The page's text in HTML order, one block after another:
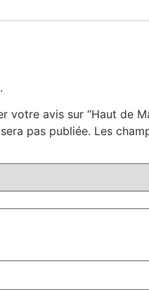
votre avis sur “Haut de
pas publiée. Les